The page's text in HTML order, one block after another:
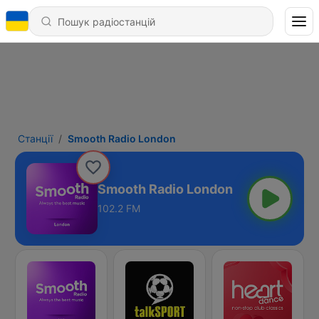
Станції Smooth Radio London
Smooth Radio London
102.2 FM